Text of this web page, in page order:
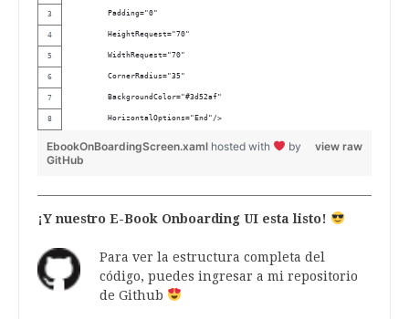
        Padding="0"
        HeightRequest="70"
        WidthRequest="70"
        CornerRadius="35"
        BackgroundColor="#3d52af"
        HorizontalOptions="End"/>
view raw
EbookOnBoardingScreen.xaml hosted with
by
GitHub
¡Y nuestro E-Book Onboarding UI esta listo!
Para ver la estructura completa del
código, puedes ingresar a mi repositorio
de Github